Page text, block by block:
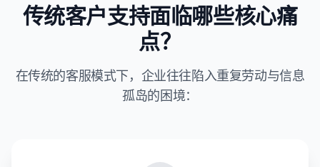
传统客户支持面临哪些核心痛
点？
在传统的客服模式下，企业往往陷入重复劳动与信息
孤岛的困境：